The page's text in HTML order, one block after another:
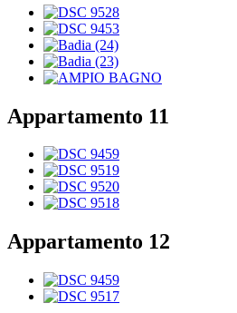
Appartamento 11
Appartamento 12